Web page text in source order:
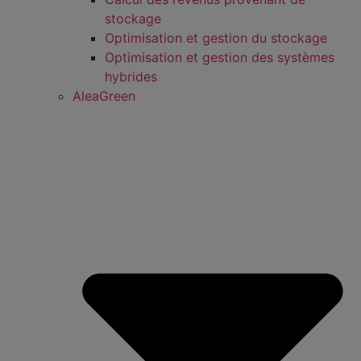
stockage
Optimisation et gestion du stockage
Optimisation et gestion des systèmes
hybrides
AleaGreen